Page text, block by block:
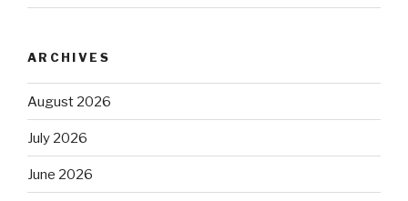
ARCHIVES
August 2026
July 2026
June 2026